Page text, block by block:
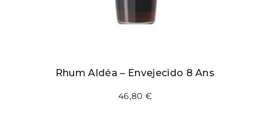
Rhum Aldéa – Envejecido 8 Ans
46,80 €